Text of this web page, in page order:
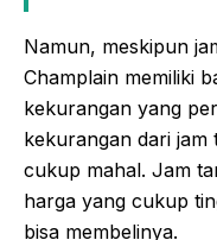
Namun, meskipun
Champlain memiliki
kekurangan yang
kekurangan dari jam
cukup mahal. Jam
harga yang cukup
bisa membelinya.